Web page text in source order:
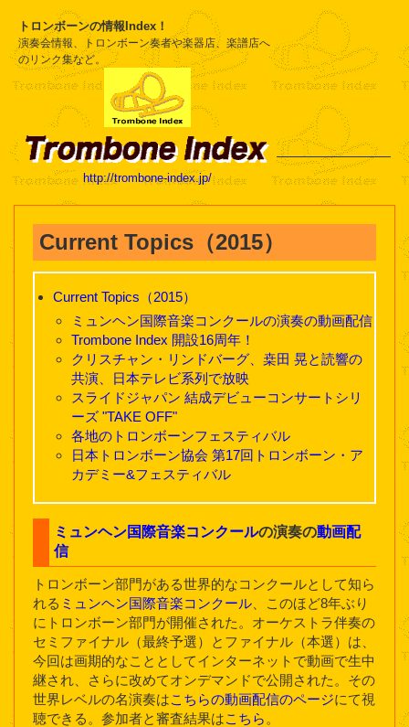
トロンボーンの情報Index！
演奏会情報、トロンボーン奏者や楽器店、楽譜店へ
のリンク集など。
http://trombone-index.jp/
Current Topics（2015）
Current Topics（2015）
ミュンヘン国際音楽コンクールの演奏の動画配信
Trombone Index 開設16周年！
クリスチャン・リンドバーグ、桒田 晃と読響の
共演、日本テレビ系列で放映
スライドジャパン 結成デビューコンサートシリ
ーズ "TAKE OFF"
各地のトロンボーンフェスティバル
日本トロンボーン協会 第17回トロンボーン・ア
カデミー&フェスティバル
ミュンヘン国際音楽コンクールの演奏の動画配
信
トロンボーン部門がある世界的なコンクールとして知ら
れる ミュンヘン国際音楽コンクール 、このほど8年ぶり
にトロンボーン部門が開催された。オーケストラ伴奏の
セミファイナル（最終予選）とファイナル（本選）は、
今回は画期的なこととしてインターネットで動画で生中
継され、さらに改めてオンデマンドで公開された。その
世界レベルの名演奏はこちらの動画配信のページにて視
聴できる。参加者と審査結果はこちら 。